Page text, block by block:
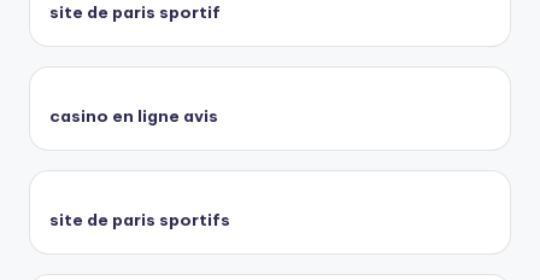
site de paris sportif
casino en ligne avis
site de paris sportifs